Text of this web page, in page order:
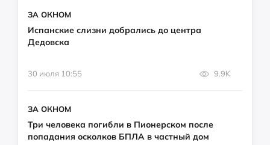
ЗА ОКНОМ
Испанские слизни добрались до центра
Дедовска
30 июля 10:55 9.9K
ЗА ОКНОМ
Три человека погибли в Пионерском после
попадания осколков БПЛА в частный дом